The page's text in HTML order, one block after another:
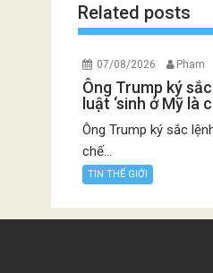
Related posts
07/08/2026 Pham
Ông Trump ký
luật ‘sinh ở Mỹ là
Ông Trump ký sắc
chế...
TIN THẾ GIỚI